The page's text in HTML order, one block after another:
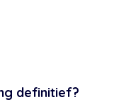
definitief?